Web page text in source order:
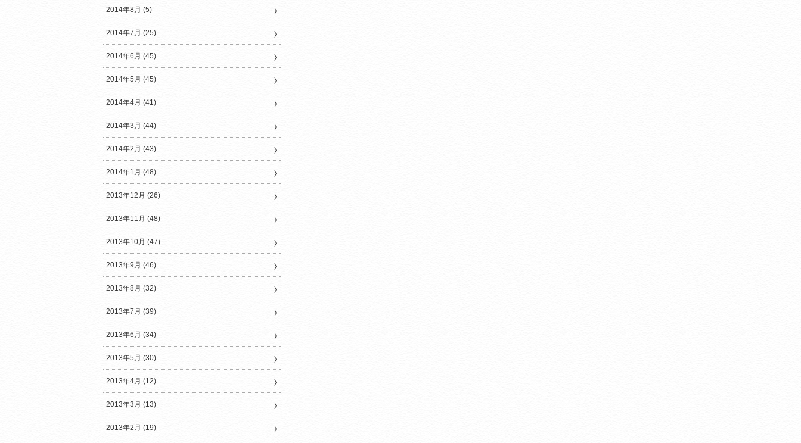
2014年8月 (5)
2014年7月 (25)
2014年6月 (45)
2014年5月 (45)
2014年4月 (41)
2014年3月 (44)
2014年2月 (43)
2014年1月 (48)
2013年12月 (26)
2013年11月 (48)
2013年10月 (47)
2013年9月 (46)
2013年8月 (32)
2013年7月 (39)
2013年6月 (34)
2013年5月 (30)
2013年4月 (12)
2013年3月 (13)
2013年2月 (19)